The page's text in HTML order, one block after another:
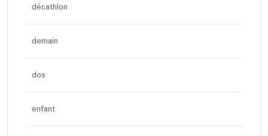
décathlon
demain
dos
enfant